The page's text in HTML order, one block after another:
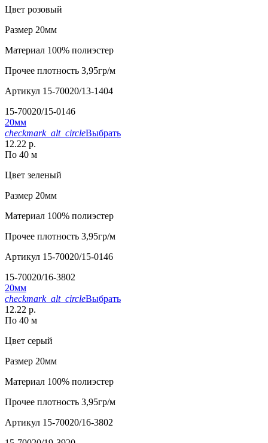
Цвет розовый
Размер 20мм
Материал 100% полиэстер
Прочее плотность 3,95гр/м
Артикул 15-70020/13-1404
15-70020/15-0146
20мм
checkmark_alt_circleВыбрать
12.22 р.
По 40 м
Цвет зеленый
Размер 20мм
Материал 100% полиэстер
Прочее плотность 3,95гр/м
Артикул 15-70020/15-0146
15-70020/16-3802
20мм
checkmark_alt_circleВыбрать
12.22 р.
По 40 м
Цвет серый
Размер 20мм
Материал 100% полиэстер
Прочее плотность 3,95гр/м
Артикул 15-70020/16-3802